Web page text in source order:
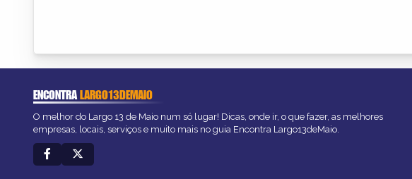
ENCONTRALARGO13DEMAIO
O melhor do Largo 13 de Maio num só lugar! Dicas, onde ir, o que fazer, as melhores
empresas, locais, serviços e muito mais no guia Encontra Largo13deMaio.